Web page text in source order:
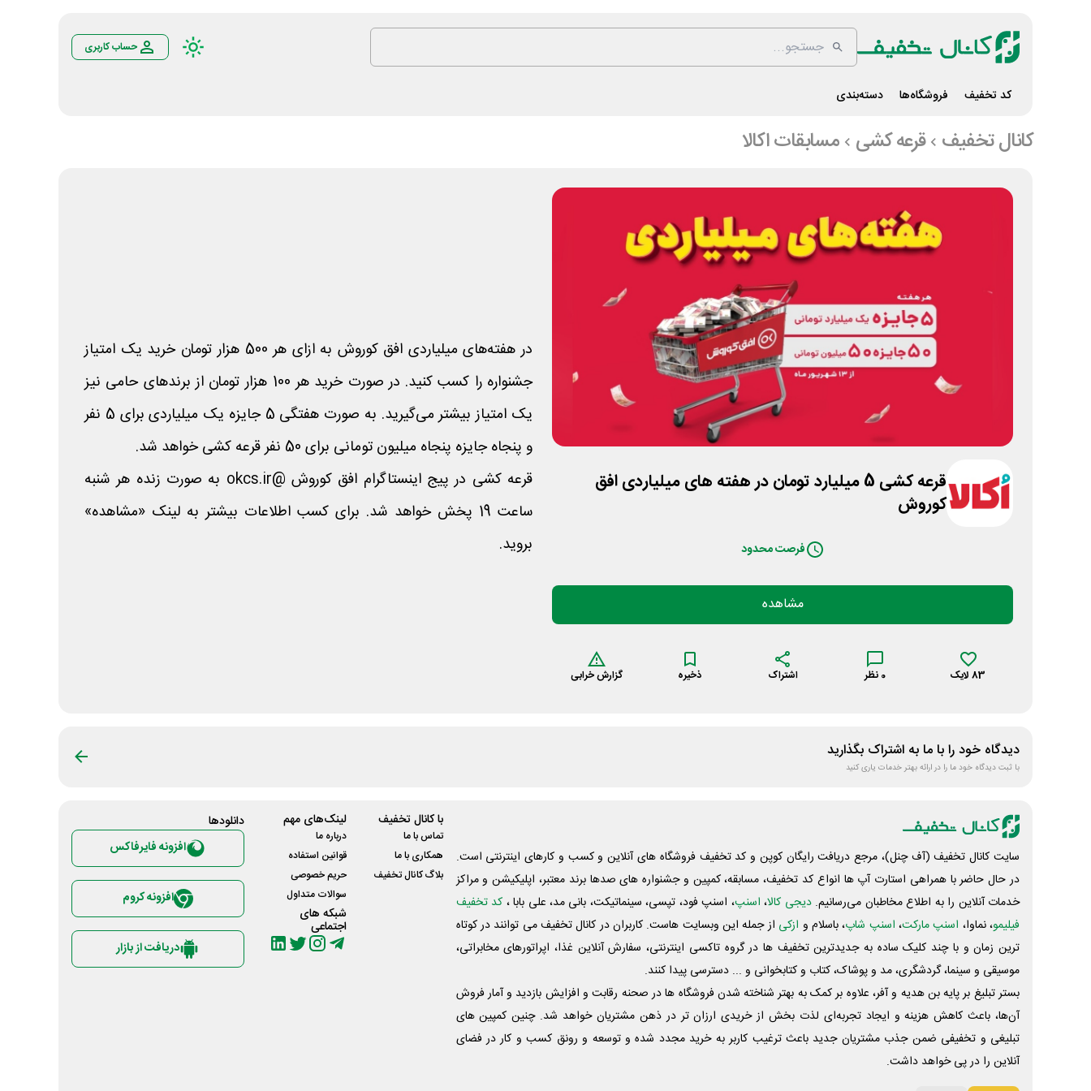
حساب کاربری
کد تخفیف فروشگاه‌ها دسته‌بندی
کانال تخفیف قرعه کشی مسابقات اکالا
قرعه کشی 5 میلیارد تومان در هفته های میلیاردی افق
کوروش
فرصت محدود
مشاهده
83لایک 0 نظر اشتراک ذخیره گزارش خرابی
در هفته‌های میلیاردی افق کوروش به ازای هر 500 هزار تومان خرید یک امتیاز
جشنواره را کسب کنید. در صورت خرید هر 100 هزار تومان از برندهای حامی نیز
یک امتیاز بیشتر می‌گیرید. به صورت هفتگی 5 جایزه یک میلیاردی برای 5 نفر
و پنجاه جایزه پنجاه میلیون تومانی برای 50 نفر قرعه کشی خواهد شد.
قرعه کشی در پیج اینستاگرام افق کوروش @okcs.ir به صورت زنده هر شنبه
ساعت 19 پخش خواهد شد. برای کسب اطلاعات بیشتر به لینک «مشاهده»
بروید.
دیدگاه خود را با ما به اشتراک بگذارید
با ثبت دیدگاه خود ما را در ارائه بهتر خدمات یاری کنید
سایت کانال تخفیف (آف چنل)، مرجع دریافت رایگان کوپن و کد تخفیف فروشگاه های آنلاین و کسب و‌ کارهای اینترنتی است.
در حال حاضر با همراهی استارت آپ ها انواع کد تخفیف، مسابقه، کمپین و جشنواره های صدها برند معتبر، اپلیکیشن و مراکز
خدمات آنلاین را به اطلاع مخاطبان می‌رسانیم. دیجی کالا، اسنپ، اسنپ فود، تپسی، سینماتیکت، بانی مد، علی‌ بابا ، کد تخفیف
فیلیمو، نماوا، اسنپ مارکت، اسنپ شاپ، باسلام و ازکی از جمله این وبسایت ‌هاست. کاربران در کانال تخفیف می توانند در کوتاه
ترین زمان و با چند کلیک ساده به جدیدترین تخفیف ها در گروه تاکسی اینترنتی، سفارش آنلاین غذا، اپراتورهای مخابراتی،
موسیقی و سینما، گردشگری، مد و پوشاک، کتاب و کتابخوانی و ... دسترسی پیدا کنند.
بستر تبلیغ بر پایه بن هدیه و آفر، علاوه بر کمک به بهتر شناخته شدن فروشگاه ها در صحنه رقابت و افزایش بازدید و آمار فروش
آن‌ها، باعث کاهش هزینه و ایجاد تجربه‌ای لذت بخش از خریدی ارزان تر در ذهن مشتریان خواهد شد. چنین کمپین های
تبلیغی و تخفیفی ضمن جذب مشتریان جدید باعث ترغیب کاربر به خرید مجدد شده و توسعه و رونق کسب و کار در فضای
آنلاین را در پی خواهد داشت.
با کانال تخفیف
تماس با ما
همکاری با ما
بلاگ کانال تخفیف
لینک‌های مهم
درباره ما
قوانین استفاده
حریم خصوصی
سوالات متداول
شبکه های
اجتماعی
دانلود‌ها
افزونه فایرفاکس
افزونه کروم
دریافت از بازار